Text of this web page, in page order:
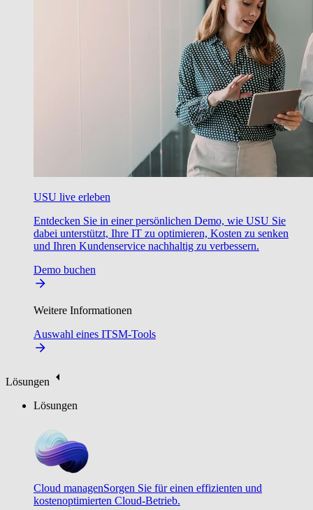
USU live erleben
Entdecken Sie in einer persönlichen Demo, wie USU Sie
dabei unterstützt, Ihre IT zu optimieren, Kosten zu senken
und Ihren Kundenservice nachhaltig zu verbessern.
Demo buchen
Weitere Informationen
Auswahl eines ITSM-Tools
Lösungen
Lösungen
Cloud managenSorgen Sie für einen effizienten und
kostenoptimierten Cloud-Betrieb.